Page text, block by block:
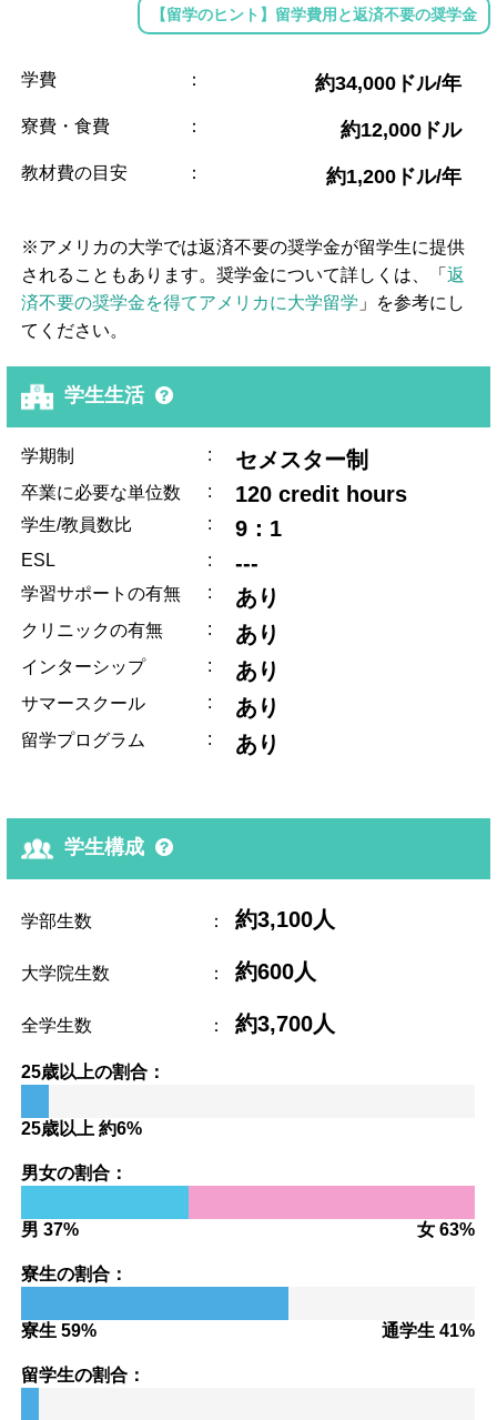
【留学のヒント】留学費用と返済不要の奨学金
学費 ： 約34,000ドル/年
寮費・食費 ： 約12,000ドル
教材費の目安 ： 約1,200ドル/年
※アメリカの大学では返済不要の奨学金が留学生に提供
されることもあります。奨学金について詳しくは、「返
済不要の奨学金を得てアメリカに大学留学 」を参考にし
てください。
学生生活
学期制 : セメスター制
卒業に必要な単位数 : 120 credit hours
学生/教員数比 : 9：1
ESL : ---
学習サポートの有無 : あり
クリニックの有無 : あり
インターシップ : あり
サマースクール : あり
留学プログラム : あり
学生構成
学部生数 ： 約3,100人
大学院生数 ： 約600人
全学生数 ： 約3,700人
25歳以上の割合：
25歳以上 約6%
男女の割合：
男 37% 女 63%
寮生の割合：
寮生 59% 通学生 41%
留学生の割合：